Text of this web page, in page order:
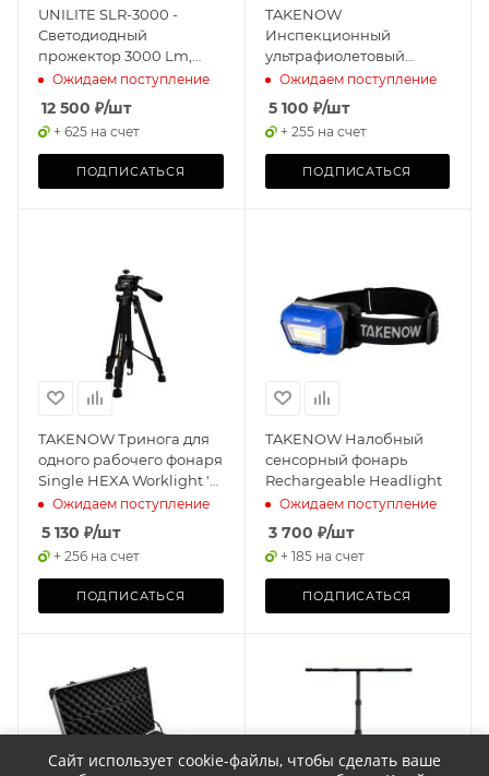
UNILITE SLR-3000 -
Светодиодный
прожектор 3000 Lm,
6600 mAh, IP54
Ожидаем поступление
12 500 ₽/шт
+ 625 на счет
ПОДПИСАТЬСЯ
TAKENOW
Инспекционный
ультрафиолетовый
фонарь с подзарядной
станцией
Ожидаем поступление
5 100 ₽/шт
+ 255 на счет
ПОДПИСАТЬСЯ
TAKENOW Тринога для
одного рабочего фонаря
Single HEXA Worklight 's
Tripod
Ожидаем поступление
5 130 ₽/шт
+ 256 на счет
ПОДПИСАТЬСЯ
TAKENOW Налобный
сенсорный фонарь
Rechargeable Headlight
Ожидаем поступление
3 700 ₽/шт
+ 185 на счет
ПОДПИСАТЬСЯ
Сайт использует cookie-файлы, чтобы сделать ваше